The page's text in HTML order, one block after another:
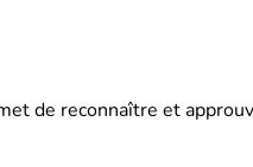
de reconnaître et